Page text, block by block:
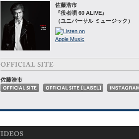
佐藤浩市
『役者唄 60 ALIVE』
（ユニバーサル ミュージック）
佐藤浩市